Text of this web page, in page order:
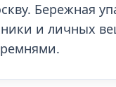
Бережная
и личных